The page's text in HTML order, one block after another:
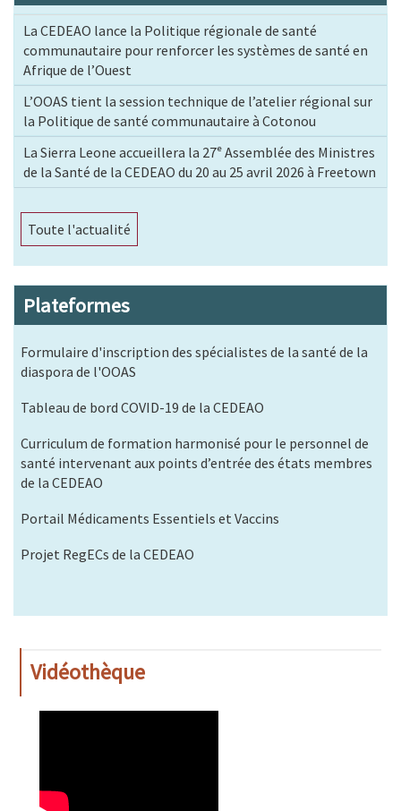
La CEDEAO lance la Politique régionale de santé
communautaire pour renforcer les systèmes de santé en
Afrique de l’Ouest
L’OOAS tient la session technique de l’atelier régional sur
la Politique de santé communautaire à Cotonou
La Sierra Leone accueillera la 27ᵉ Assemblée des Ministres
de la Santé de la CEDEAO du 20 au 25 avril 2026 à Freetown
Toute l'actualité
Plateformes
Formulaire d'inscription des spécialistes de la santé de la
diaspora de l'OOAS
Tableau de bord COVID-19 de la CEDEAO
Curriculum de formation harmonisé pour le personnel de
santé intervenant aux points d’entrée des états membres
de la CEDEAO
Portail Médicaments Essentiels et Vaccins
Projet RegECs de la CEDEAO
Vidéothèque